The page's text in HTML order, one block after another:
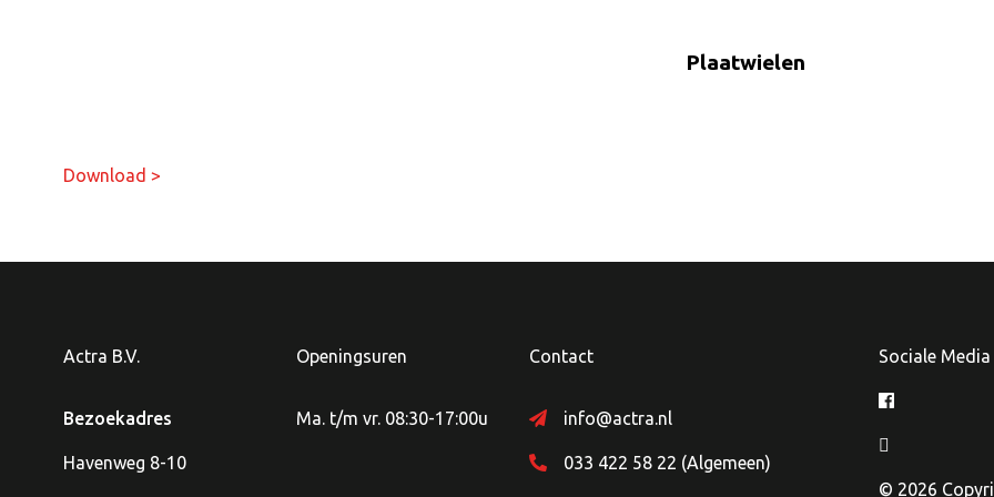
Plaatwielen
Download >
Actra B.V.
Bezoekadres
Havenweg 8-10
Openingsuren
Ma. t/m vr. 08:30-17:00u
Contact
info@actra.nl
033 422 58 22 (Algemeen)
Sociale Media
© 2026